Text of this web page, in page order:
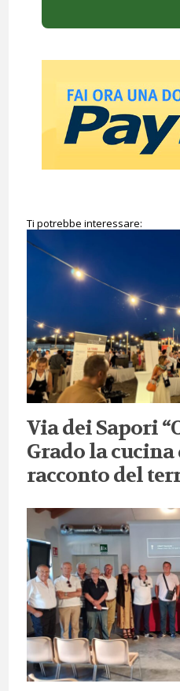
Ti potrebbe interessare:
Via dei Sapori
Grado la
racconto del